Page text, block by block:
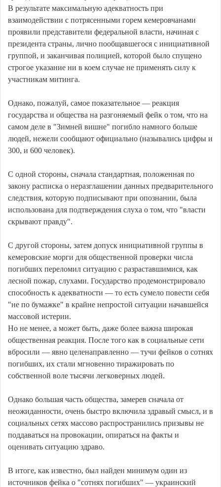
В результате максимальную адекватность при
взаимодействии с потрясенными горем кемеровчанами
проявили представители федеральной власти, начиная с
президента страны, лично пообщавшегося с инициативной
группой, и заканчивая полицией, которой было спущено
строгое указание ни в коем случае не применять силу к
участникам митинга.
Однако, пожалуй, самое показательное — реакция
государства и общества на разгоняемый фейк о том, что на
самом деле в "Зимней вишне" погибло намного больше
людей, нежели сообщают официально (назывались цифры и
300, и 600 человек).
С одной стороны, сначала стандартная, положенная по
закону расписка о неразглашении данных предварительного
следствия, которую подписывают при опознании, была
использована для подтверждения слуха о том, что "власти
скрывают правду".
С другой стороны, затем допуск инициативной группы в
кемеровские морги для общественной проверки числа
погибших переломил ситуацию с разраставшимися, как
лесной пожар, слухами. Государство продемонстрировало
способность к адекватности — то есть сумело повести себя
"не по бумажке" в крайне непростой ситуации начавшейся
массовой истерии.
Но не менее, а может быть, даже более важна широкая
общественная реакция. После того как в социальные сети
вбросили — явно целенаправленно — тучи фейков о сотнях
погибших, их стали мгновенно тиражировать по
собственной воле тысячи легковерных людей.
Однако большая часть общества, замерев сначала от
неожиданности, очень быстро включила здравый смысл, и в
социальных сетях массово распространились призывы не
поддаваться на провокации, опираться на факты и
оценивать ситуацию здраво.
В итоге, как известно, был найден минимум один из
источников фейка о "сотнях погибших" — украинский